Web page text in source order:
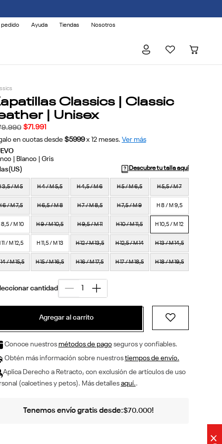
×
pedido Ayuda Tiendas Nosotros
Classics | Classic
| Unisex
.990 $71 .991
en cuotas desde $5999 x 12meses. Ver más
| Blanco | Gris
Descubre tu talla aquí
3,5 / M 5 H 4 / M 5,5 H 4,5 / M 6 H 5 / M 6,5 H 5,5 / M 7
6 / M 7,5 H 6,5 / M 8 H 7 / M 8,5 H 7,5 / M 9 H 8 / M 9,5
8,5 / M 10 H 9 / M 10,5 H 9,5 / M 11 H 10 / M 11,5 H 10,5 / M 12
11 / M 12,5 H 11,5 / M 13 H 12 / M 13,5 H 12,5 / M 14 H 13 / M 14,5
14 / M 15,5 H 15 / M 16,5 H 16 / M 17,5 H 17 / M 18,5 H 18 / M 19,5
Agregar al carrito
Conoce nuestros métodos de pagoseguros y confiables.
Obtén más información sobre nuestros tiempos de envío.
Aplica Derecho a Retracto, con exclusión de artículos de uso
(calcetines y petos). Más detalles aquí..
Tenemos envío gratis desde:$70.000!